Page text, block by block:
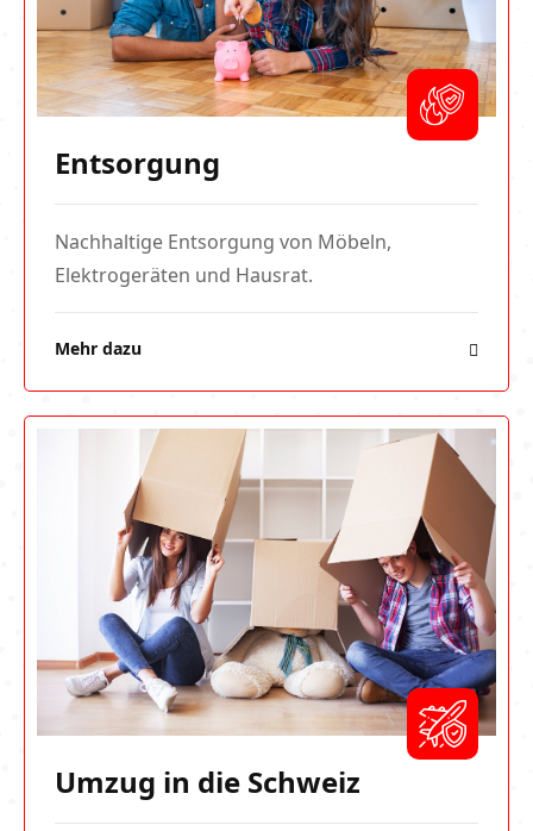
Entsorgung
Nachhaltige Entsorgung von Möbeln,
Elektrogeräten und Hausrat.
Mehr dazu
Umzug in die Schweiz